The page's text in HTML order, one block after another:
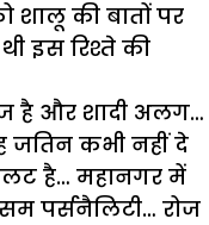
शालू की बातों पर
थी इस रिश्ते की
है और शादी अलग…
कभी नहीं दे
है… महानगर में
पर्सनैलिटी… रोज